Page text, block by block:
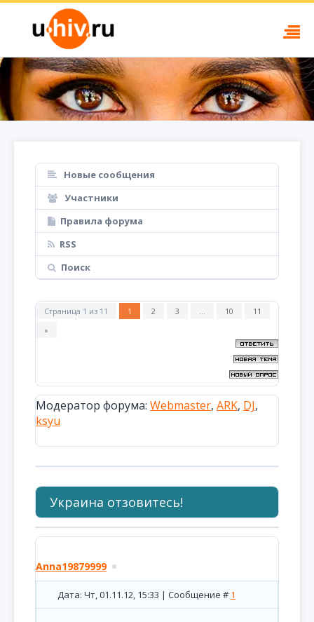
Новые сообщения
Участники
Правила форума
RSS
Поиск
Страница 1 из 11 1 2 3 … 10
11
»
Модератор форума: Webmaster, ARK, DJ,
ksyu
Украина отзовитесь!
Anna19879999
Дата: Чт, 01.11.12, 15:33 | Сообщение # 1